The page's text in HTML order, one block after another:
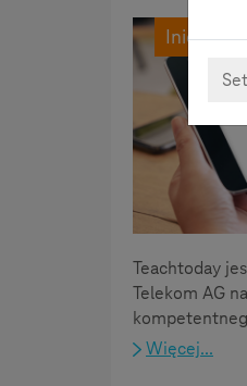
Teachtoday
Telekom AG
Więcej...